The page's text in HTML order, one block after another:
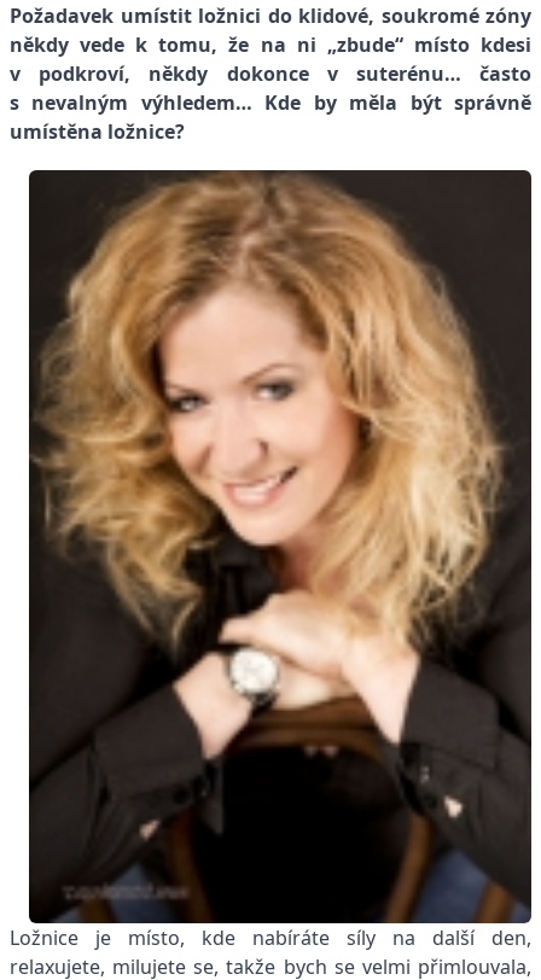
Požadavek umístit ložnici do klidové, soukromé zóny
někdy vede k tomu, že na ni „zbude“ místo kdesi
v podkroví, někdy dokonce v suterénu… často
s nevalným výhledem… Kde by měla být správně
umístěna ložnice?
Ložnice je místo, kde nabíráte síly na další den,
relaxujete, milujete se, takže bych se velmi přimlouvala,